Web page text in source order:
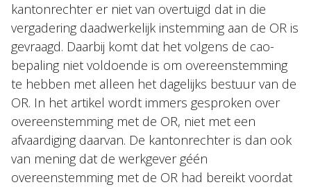
kantonrechter er niet van overtuigd dat in die
vergadering daadwerkelijk instemming aan de OR is
gevraagd. Daarbij komt dat het volgens de cao-
bepaling niet voldoende is om overeenstemming
te hebben met alleen het dagelijks bestuur van de
OR. In het artikel wordt immers gesproken over
overeenstemming met de OR, niet met een
afvaardiging daarvan. De kantonrechter is dan ook
van mening dat de werkgever géén
overeenstemming met de OR had bereikt voordat